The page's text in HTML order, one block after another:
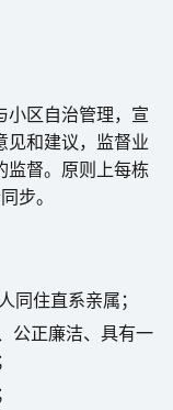
小区自治管理，宣
见和建议，监督业
监督。原则上每栋
步。
同住直系亲属；
公正廉洁、具有一